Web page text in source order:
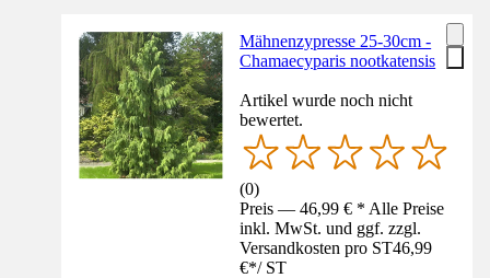
Mähnenzypresse 25-30cm -
Chamaecyparis nootkatensis
Artikel wurde noch nicht
bewertet.
(0)
Preis — 46,99 € * Alle Preise
inkl. MwSt. und ggf. zzgl.
Versandkosten pro ST46,99
€*/ ST